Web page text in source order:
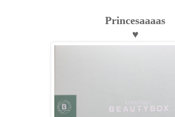
Princesaaaas
♥